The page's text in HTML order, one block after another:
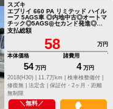
スズキ
エブリイ 660 PA リミテッド ハイル
ーフ 5AGS車 ◎内地中古◎オートマ
チック◎5AGS◎セカンド発進◎キ
ーレス◎ETC◎横滑り防止機能◎修
復歴なし
支払総額
58
万円
本体価格
54 万円
諸費用
4 万円
2018(H30) |
11.7万km |
検車検整備付 |
修復無 | 法定含 | 保証付・2ヶ月・距離
無制限
＼無料／